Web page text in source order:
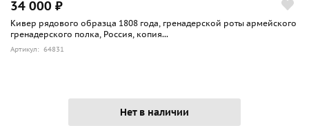
34 000 ₽
Кивер рядового образца 1808 года, гренадерской роты армейского
гренадерского полка, Россия, копия...
Артикул: 64831
Нет в наличии